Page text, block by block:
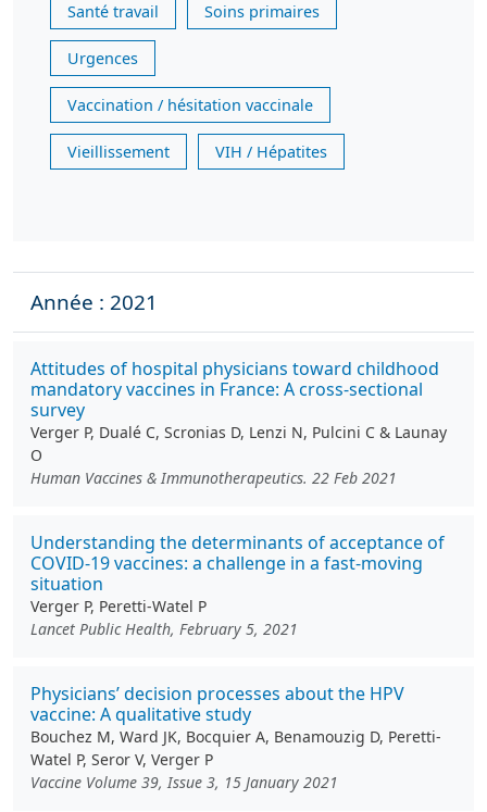
Santé travail Soins primaires
Urgences
Vaccination / hésitation vaccinale
Vieillissement VIH / Hépatites
Année : 2021
Attitudes of hospital physicians toward childhood
mandatory vaccines in France: A cross-sectional
survey
Verger P, Dualé C, Scronias D, Lenzi N, Pulcini C & Launay
O
Human Vaccines & Immunotherapeutics. 22 Feb 2021
Understanding the determinants of acceptance of
COVID-19 vaccines: a challenge in a fast-moving
situation
Verger P, Peretti-Watel P
Lancet Public Health, February 5, 2021
Physicians’ decision processes about the HPV
vaccine: A qualitative study
Bouchez M, Ward JK, Bocquier A, Benamouzig D, Peretti-
Watel P, Seror V, Verger P
Vaccine Volume 39, Issue 3, 15 January 2021